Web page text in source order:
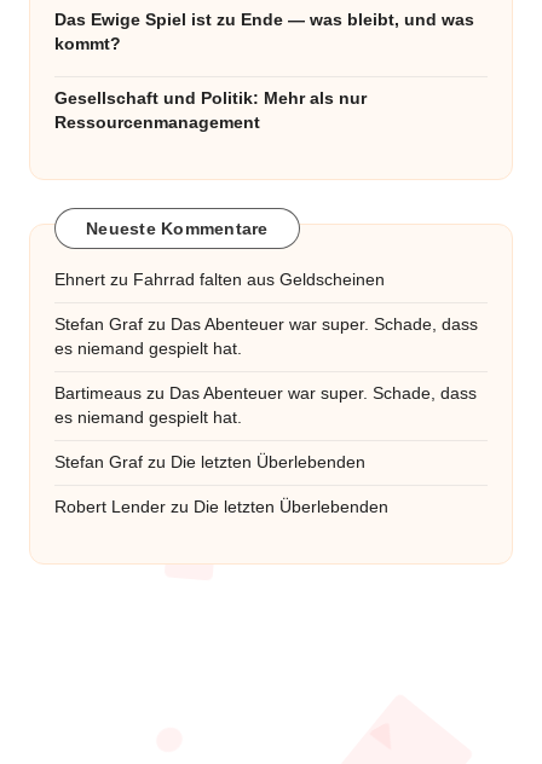
Das Ewige Spiel ist zu Ende — was bleibt, und was
kommt?
Gesellschaft und Politik: Mehr als nur
Ressourcenmanagement
Neueste Kommentare
Ehnert zu Fahrrad falten aus Geldscheinen
Stefan Graf zu Das Abenteuer war super. Schade, dass
es niemand gespielt hat.
Bartimeaus zu Das Abenteuer war super. Schade, dass
es niemand gespielt hat.
Stefan Graf zu Die letzten Überlebenden
Robert Lender zu Die letzten Überlebenden